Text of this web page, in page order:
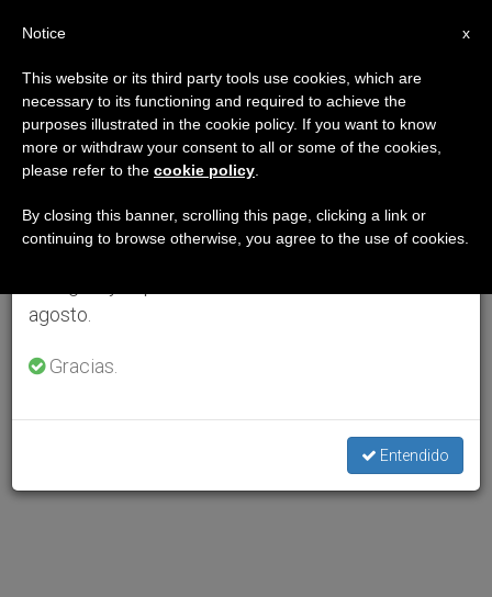
×
Aviso importante
Del 27 de julio al 7 de agosto haremos la pausa
anual, aprovechando que en el periodo de verano
se generan menos informaciones y también el
agosto.
Gracias.
Entendido
x
Notice
This website or its third party tools use cookies, which are
necessary to its functioning and required to achieve the
purposes illustrated in the cookie policy. If you want to know
more or withdraw your consent to all or some of the cookies,
please refer to the cookie policy
By closing this banner, scrolling this page, clicking a link or
continuing to browse otherwise, you agree to the use of cookies.